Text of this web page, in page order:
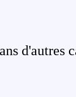
d'autres